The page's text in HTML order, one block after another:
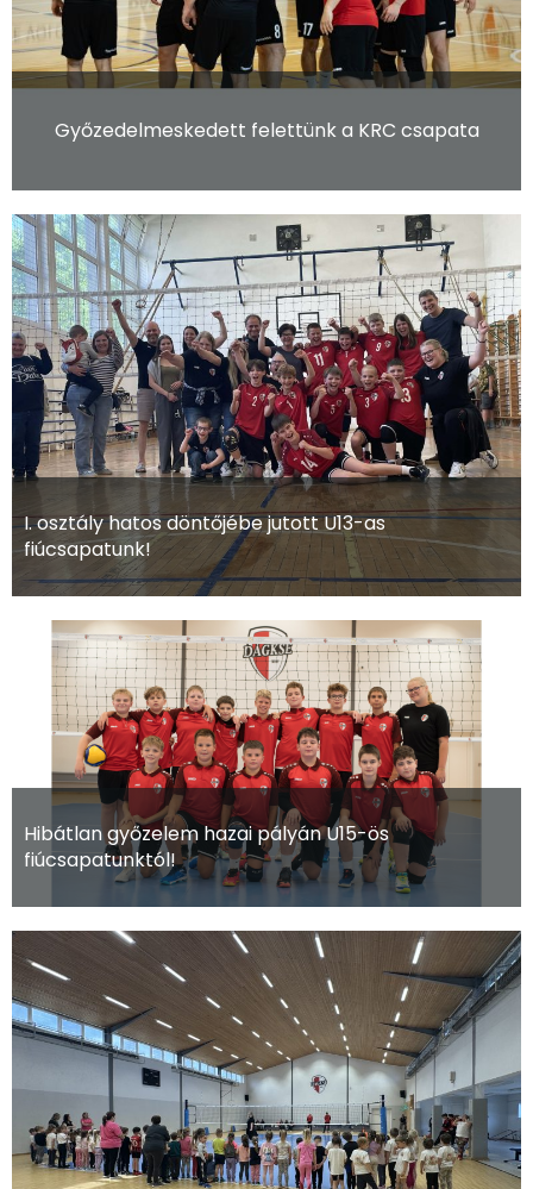
Győzedelmeskedett felettünk a KRC csapata
I. osztály hatos döntőjébe jutott U13-as
fiúcsapatunk!
Hibátlan győzelem hazai pályán U15-ös
fiúcsapatunktól!